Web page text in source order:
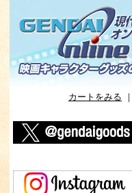
カートをみる ｜